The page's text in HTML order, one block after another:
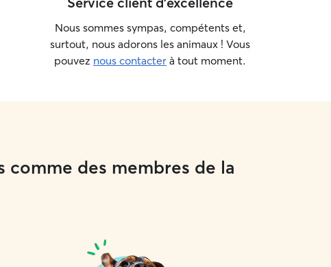
Nous sommes sympas, compétents et,
surtout, nous adorons les animaux ! Vous
pouvez nous contacter à tout moment.
des membres de la